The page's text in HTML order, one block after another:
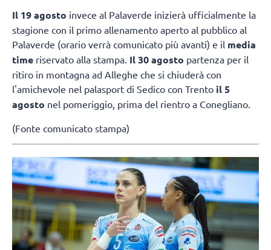
Il 19 agosto invece al Palaverde inizierà ufficialmente la
stagione con il primo allenamento aperto al pubblico al
Palaverde (orario verrà comunicato più avanti) e il media
time riservato alla stampa. Il 30 agosto partenza per il
ritiro in montagna ad Alleghe che si chiuderà con
l'amichevole nel palasport di Sedico con Trento il 5
agosto nel pomeriggio, prima del rientro a Conegliano.
(Fonte comunicato stampa)